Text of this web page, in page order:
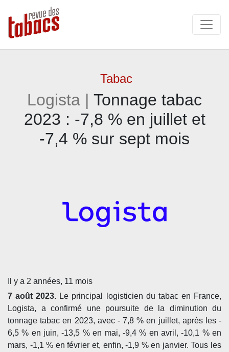
Tabac
Logista | Tonnage tabac
2023 : -7,8 % en juillet et
-7,4 % sur sept mois
Il y a 2 années, 11 mois
7 août 2023. Le principal logisticien du tabac en France,
Logista, a confirmé une poursuite de la diminution du
tonnage tabac en 2023, avec - 7,8 % en juillet, après les -
6,5 % en juin, -13,5 % en mai, -9,4 % en avril, -10,1 % en
mars, -1,1 % en février et, enfin, -1,9 % en janvier. Tous les